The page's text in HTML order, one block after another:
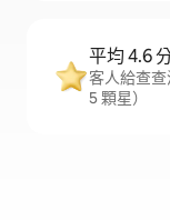
平均 4.6
客人給查
5 顆星）